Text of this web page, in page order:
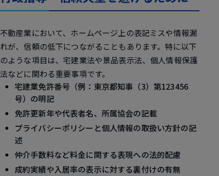
不動産業において、ホームページ上の表記ミスや情報漏
れが、信頼の低下につながることもあります。特に以下
のような項目は、宅建業法や景品表示法、個人情報保護
法などに関わる重要事項です。
宅建業免許番号（例：東京都知事（3）第123456
号）の明記
免許更新年や代表者名、所属協会の記載
プライバシーポリシーと個人情報の取扱い方針の記
述
仲介手数料など料金に関する表現への法的配慮
成約実績や入居率の表示に対する裏付けの有無